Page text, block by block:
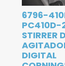
6796-
PC410D-
STIRRER
DIGITAL